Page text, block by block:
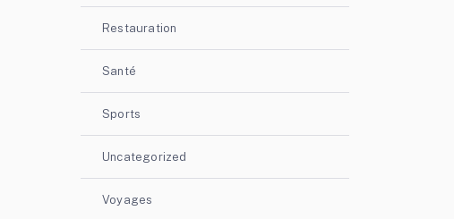
Restauration
Santé
Sports
Uncategorized
Voyages